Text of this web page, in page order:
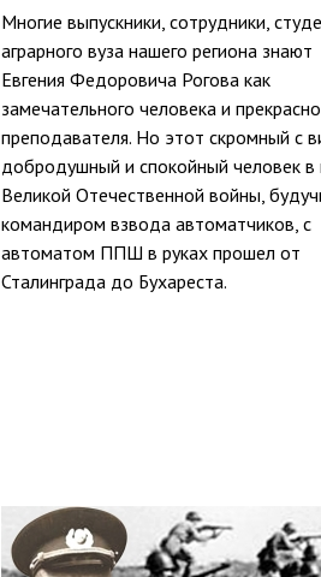
Многие выпускники, сотрудники,
аграрного вуза нашего региона знают
Евгения Федоровича Рогова как
замечательного человека и
преподавателя. Но этот скромный с
добродушный и спокойный человек в
Великой Отечественной войны,
командиром взвода автоматчиков, с
автоматом ППШ в руках прошел от
Сталинграда до Бухареста.